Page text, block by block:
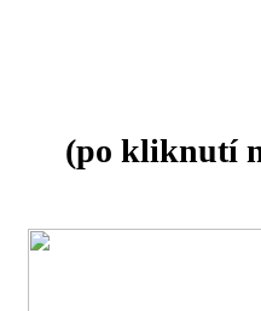
(po kliknutí